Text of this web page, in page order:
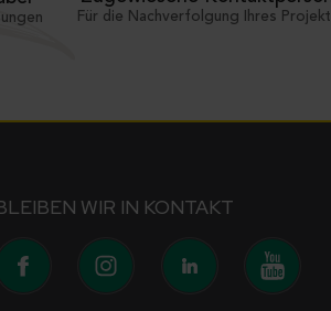
Für die Nachverfolgung Ihres
WIR IN KONTAKT